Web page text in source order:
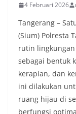
4 Februari 2026
Tangerang –
(Sium) Polresta
rutin
sebagai bentuk
kerapian, dan
ini dilakukan
ruang hijau di
berfungsi